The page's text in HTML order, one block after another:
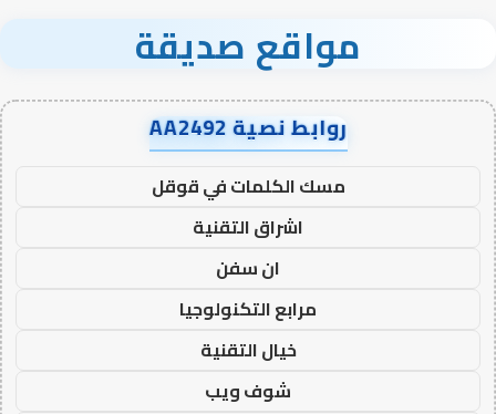
مواقع صديقة
روابط نصية AA2492
مسك الكلمات في قوقل
اشراق التقنية
ان سفن
مرابع التكنولوجيا
خيال التقنية
شوف ويب